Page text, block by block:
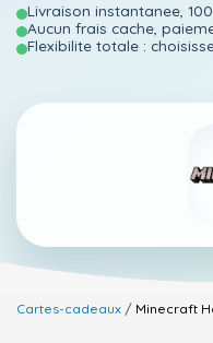
Livraison instantanee,
Aucun frais cache,
Flexibilite totale :
Cartes-cadeaux Minecraft